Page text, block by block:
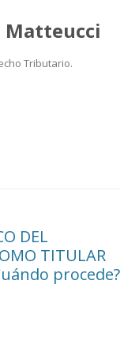
Matteucci
Tributario.
DEL
TITULAR
procede?